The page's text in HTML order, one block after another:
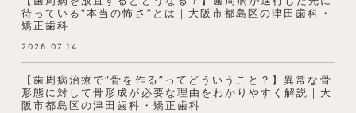
待っている“本当の怖さ”とは｜大阪市都島区の津田歯科・
矯正歯科
2026.07.14
【歯周病治療で“骨を作る”ってどういうこと？】異常な骨
形態に対して骨形成が必要な理由をわかりやすく解説｜大
阪市都島区の津田歯科・矯正歯科